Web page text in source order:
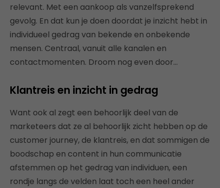
relevant. Met een aankoop als vanzelfsprekend
gevolg. En dat kun je doen doordat je inzicht hebt in
individueel gedrag van bekende en onbekende
mensen. Centraal, vanuit alle kanalen en
contactmomenten. Droom nog even door…
Klantreis en inzicht in gedrag
Want ook al zegt een behoorlijk deel van de
marketeers dat ze al behoorlijk zicht hebben op de
customer journey, de klantreis, en dat sommigen de
boodschap en content in hun communicatie
afstemmen op het gedrag van individuen, een
rondje langs de velden laat toch een heel ander